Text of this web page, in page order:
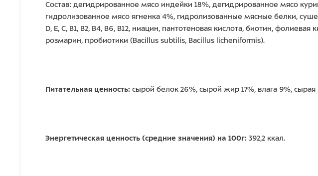
Состав: дегидрированное мясо индейки 18%, дегидрированное мясо
гидролизованное мясо ягненка 4%, гидролизованные мясные белки,
D, E, C, B1, B2, B4, B6, B12, ниацин, пантотеновая кислота, биотин,
розмарин, пробиотики (Bacillus subtilis, Bacillus licheniformis).
Питательная ценность: сырой белок 26%, сырой жир 17%, влага 9%, сырая
Энергетическая ценность (средние значения) на 100г: 392,2 ккал.